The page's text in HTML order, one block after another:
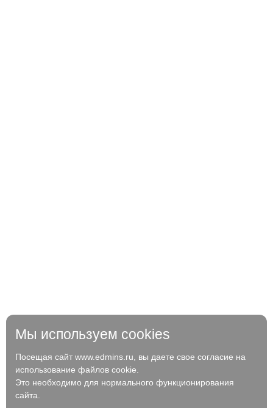
Мы используем cookies
Посещая сайт www.edmins.ru, вы даете свое согласие на
использование файлов cookie.
Это необходимо для нормального функционирования
сайта.